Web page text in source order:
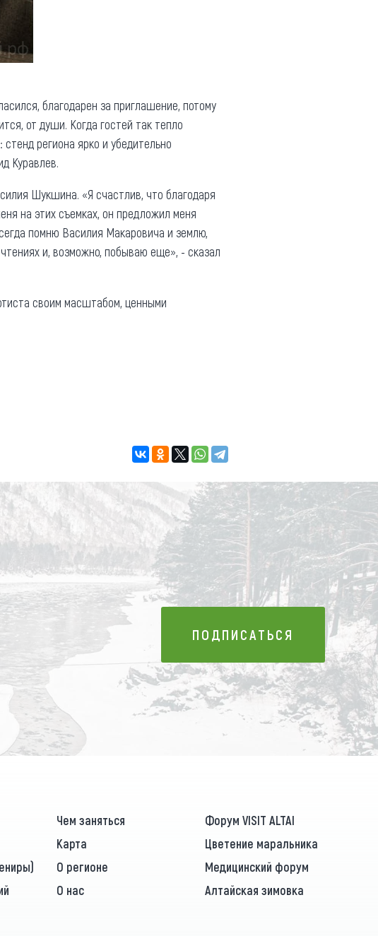
благодарен за приглашение, потому
от души. Когда гостей так тепло
региона ярко и убедительно
Куравлев.
Шукшина. «Я счастлив, что благодаря
на этих съемках, он предложил меня
помню Василия Макаровича и землю,
и, возможно, побываю еще», - сказал
своим масштабом, ценными
ПОДПИСАТЬСЯ
ПОДПИСАТЬСЯ
Чем заняться
Форум VISIT ALTAI
Карта
Цветение маральника
О регионе
Медицинский форум
О нас Алтайская зимовка